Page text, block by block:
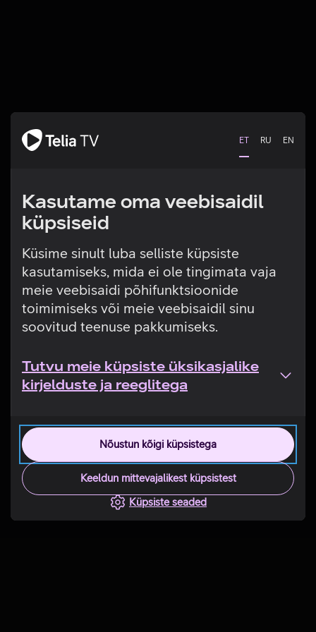
ET RU EN
Kasutame oma veebisaidil
küpsiseid
Küsime sinult luba selliste küpsiste
kasutamiseks, mida ei ole tingimata vaja
meie veebisaidi põhifunktsioonide
toimimiseks või meie veebisaidil sinu
soovitud teenuse pakkumiseks.
Tutvu meie küpsiste üksikasjalike
kirjelduste ja reeglitega
Nõustun kõigi küpsistega
Keeldun mittevajalikest küpsistest
Küpsiste seaded
Tehniline viga